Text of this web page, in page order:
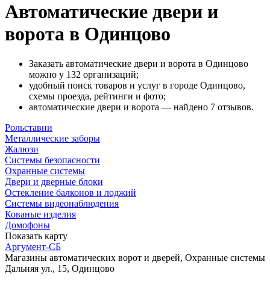
Автоматические двери и
ворота в Одинцово
Заказать автоматические двери и ворота в Одинцово
можно у 132 организаций;
удобный поиск товаров и услуг в городе Одинцово,
схемы проезда, рейтинги и фото;
автоматические двери и ворота — найдено 7 отзывов.
Рольставни
Металлические заборы
Жалюзи
Системы безопасности
Охранные системы
Двери и дверные блоки
Остекление балконов и лоджий
Системы видеонаблюдения
Кованые изделия
Домофоны
Показать карту
Аргумент-СБ
Магазины автоматических ворот и дверей, Охранные системы
Дальняя ул., 15, Одинцово